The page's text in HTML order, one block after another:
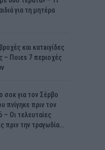
για τη μητέρα
και κατaιγίδες
– Ποιεs 7 πεpιοχές
σοκ για τον Σέρβο
πνίγηκε πριν τον
– Οι τελευταίες
πριν την τραγωδία…